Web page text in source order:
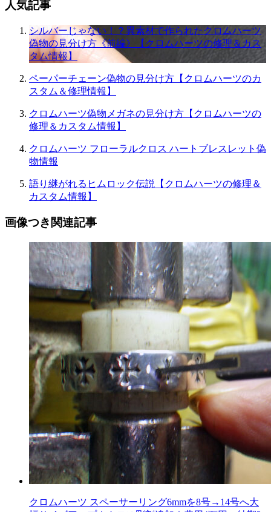
ン
人気記事
シルバーじゃない！？異素材で作られたクロムハーツ
偽物の見分け方《前編》【クロムハーツの修理＆カス
タム情報】
ペーパーチェーン偽物の見分け方【クロムハーツのカ
スタム＆修理情報】
クロムハーツ偽物メガネの見分け方【クロムハーツの
修理＆カスタム情報】
クロムハーツ フローラルクロス ハートブレスレット偽
物情報
語り継がれるヒムロック伝説【クロムハーツの修理＆
カスタム情報】
画像つき関連記事
クロムハーツ スペーサーリング6mmを8号→14号へ大